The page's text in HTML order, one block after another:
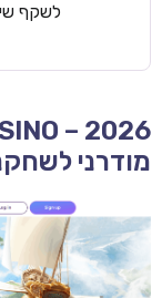
לשקף
מודרני